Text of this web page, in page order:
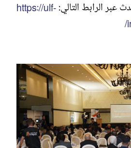
عبر الرابط التالي: https://ulf-